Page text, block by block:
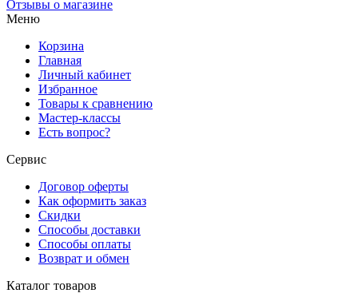
Отзывы о магазине
Меню
Корзина
Главная
Личный кабинет
Избранное
Товары к сравнению
Мастер-классы
Есть вопрос?
Сервис
Договор оферты
Как оформить заказ
Скидки
Способы доставки
Способы оплаты
Возврат и обмен
Каталог товаров